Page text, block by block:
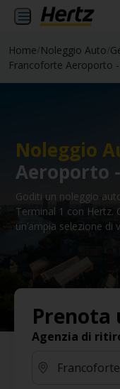
Home Noleggio Auto
Francoforte Aeroporto
Noleggio
Aeroporto
Goditi un noleggio
Terminal 1 con Hertz.
un’ampia selezione di
Prenota
Agenzia di